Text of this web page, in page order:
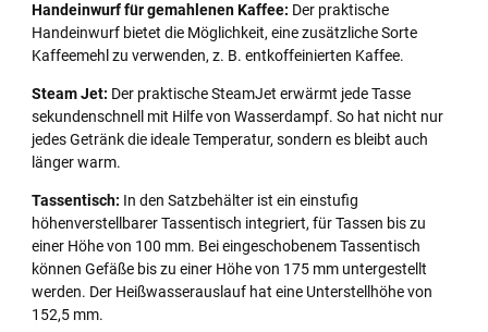
Handeinwurf für gemahlenen Kaffee: Der praktische
Handeinwurf bietet die Möglichkeit, eine zusätzliche Sorte
Kaffeemehl zu verwenden, z. B. entkoffeinierten Kaffee.
Steam Jet: Der praktische SteamJet erwärmt jede Tasse
sekundenschnell mit Hilfe von Wasserdampf. So hat nicht nur
jedes Getränk die ideale Temperatur, sondern es bleibt auch
länger warm.
Tassentisch: In den Satzbehälter ist ein einstufig
höhenverstellbarer Tassentisch integriert, für Tassen bis zu
einer Höhe von 100 mm. Bei eingeschobenem Tassentisch
können Gefäße bis zu einer Höhe von 175 mm untergestellt
werden. Der Heißwasserauslauf hat eine Unterstellhöhe von
152,5 mm.